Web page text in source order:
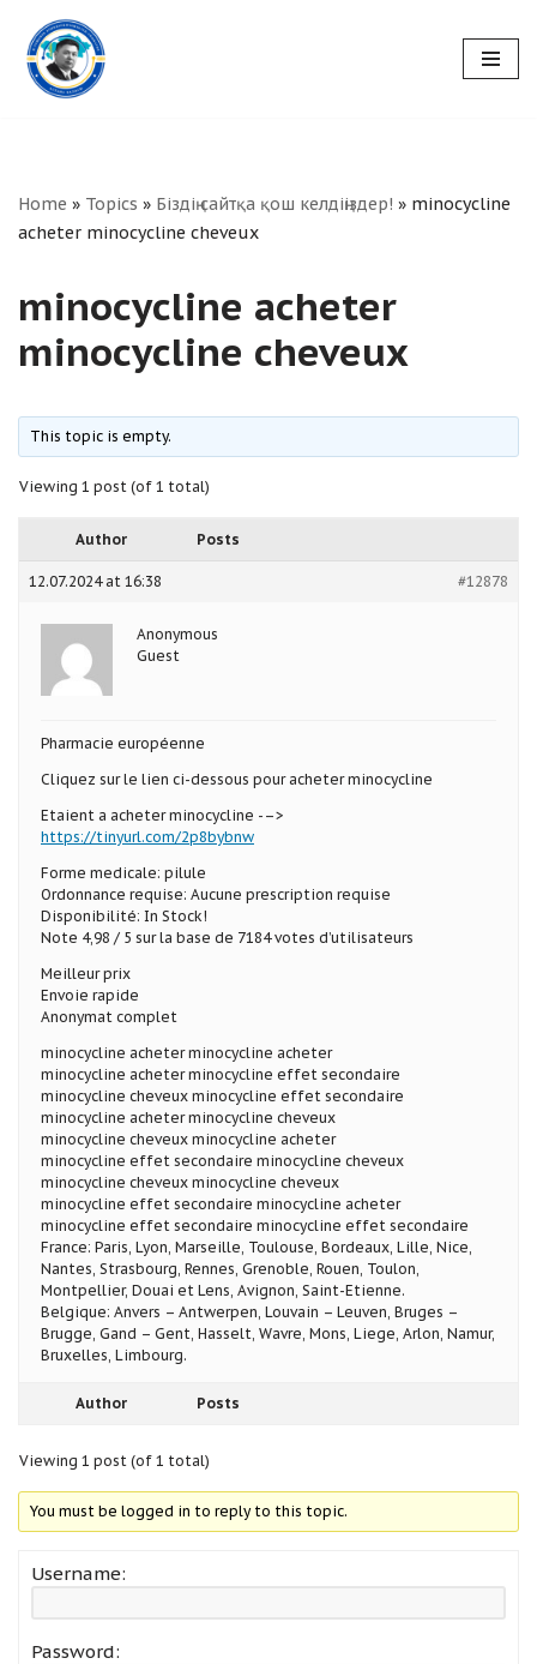
Skip
to
Home » Topics » Біздің сайтқа қош келдіңіздер! » minocycline
acheter minocycline cheveux
minocycline acheter
minocycline cheveux
This topic is empty.
Viewing 1 post (of 1 total)
Author Posts
12.07.2024 at 16:38 #12878
Anonymous
Guest
Pharmacie européenne
Cliquez sur le lien ci-dessous pour acheter minocycline
Etaient a acheter minocycline -–>
https://tinyurl.com/2p8bybnw
Forme medicale: pilule
Ordonnance requise: Aucune prescription requise
Disponibilité: In Stock!
Note 4,98 / 5 sur la base de 7184 votes d’utilisateurs
Meilleur prix
Envoie rapide
Anonymat complet
minocycline acheter minocycline acheter
minocycline acheter minocycline effet secondaire
minocycline cheveux minocycline effet secondaire
minocycline acheter minocycline cheveux
minocycline cheveux minocycline acheter
minocycline effet secondaire minocycline cheveux
minocycline cheveux minocycline cheveux
minocycline effet secondaire minocycline acheter
minocycline effet secondaire minocycline effet secondaire
France: Paris, Lyon, Marseille, Toulouse, Bordeaux, Lille, Nice,
Nantes, Strasbourg, Rennes, Grenoble, Rouen, Toulon,
Montpellier, Douai et Lens, Avignon, Saint-Etienne.
Belgique: Anvers – Antwerpen, Louvain – Leuven, Bruges –
Brugge, Gand – Gent, Hasselt, Wavre, Mons, Liege, Arlon, Namur,
Bruxelles, Limbourg.
Author Posts
Viewing 1 post (of 1 total)
You must be logged in to reply to this topic.
Username:
Password: